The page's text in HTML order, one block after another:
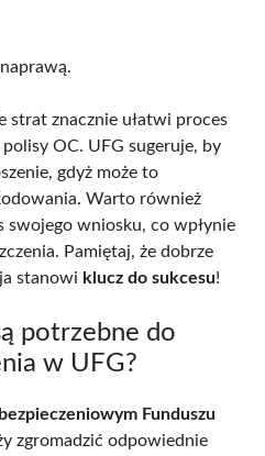
strat znacznie ułatwi proces
OC. UFG sugeruje, by
gdyż może to
Warto również
swojego wniosku, co wpłynie
Pamiętaj, że dobrze
stanowi klucz do sukcesu!
potrzebne do
w UFG?
Funduszu
zgromadzić odpowiednie